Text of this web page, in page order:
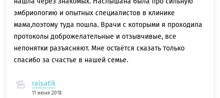
эмбриологию и опытных специалистов в клинике
мама,поэтому туда пошла. Врачи с которыми я проходила
протоколы доброжелательные и отзывчивые, все
непонятки разъясняют. Мне остаётся сказать только
спасибо за счастье в нашей семье.
raisatik
11 июня 2018